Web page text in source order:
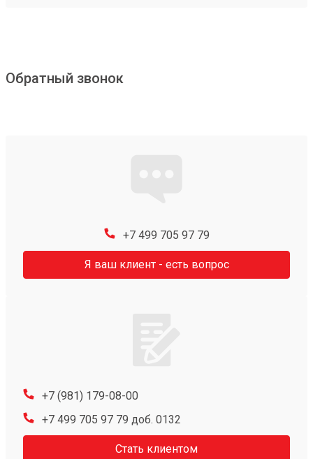
Обратный звонок
+7 499 705 97 79
Я ваш клиент - есть вопрос
+7 (981) 179-08-00
+7 499 705 97 79 доб. 0132
Стать клиентом